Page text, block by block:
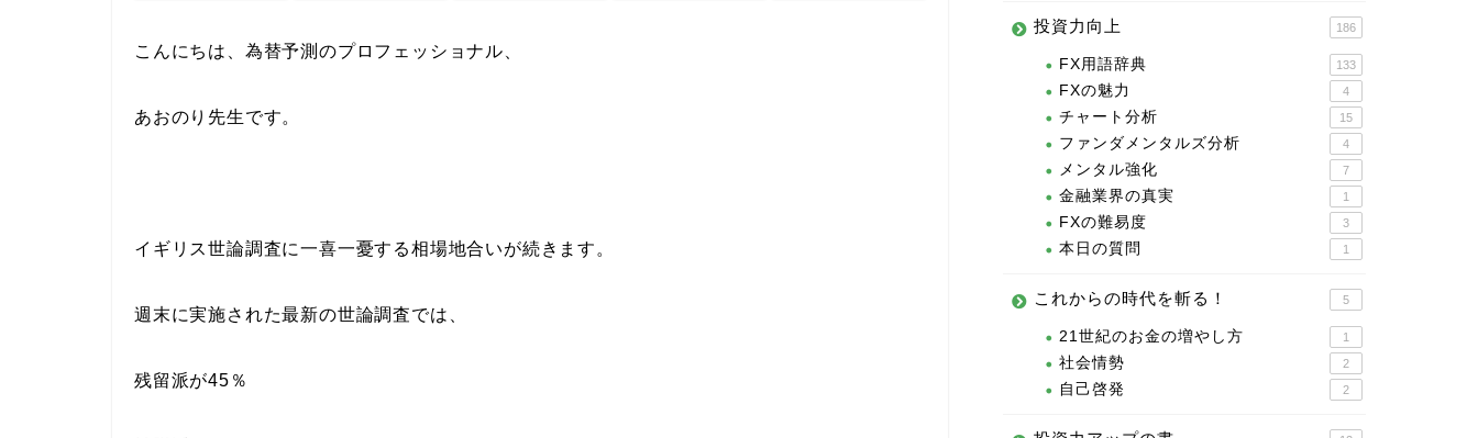
こんにちは、為替予測のプロフェッショナル、
あおのり先生です。
イギリス世論調査に一喜一憂する相場地合いが続きます。
週末に実施された最新の世論調査では、
残留派が45％
投資力向上 186
FX用語辞典 133
FXの魅力 4
チャート分析 15
ファンダメンタルズ分析 4
メンタル強化 7
金融業界の真実 1
FXの難易度 3
本日の質問 1
これからの時代を斬る！ 5
21世紀のお金の増やし方 1
社会情勢 2
自己啓発 2